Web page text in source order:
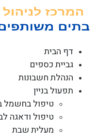
דף הבית
גביית כספים
הנהלת חשבונות
תפעול בניין
טיפול בחשמל
טיפול ודאגה
מעלית שבת